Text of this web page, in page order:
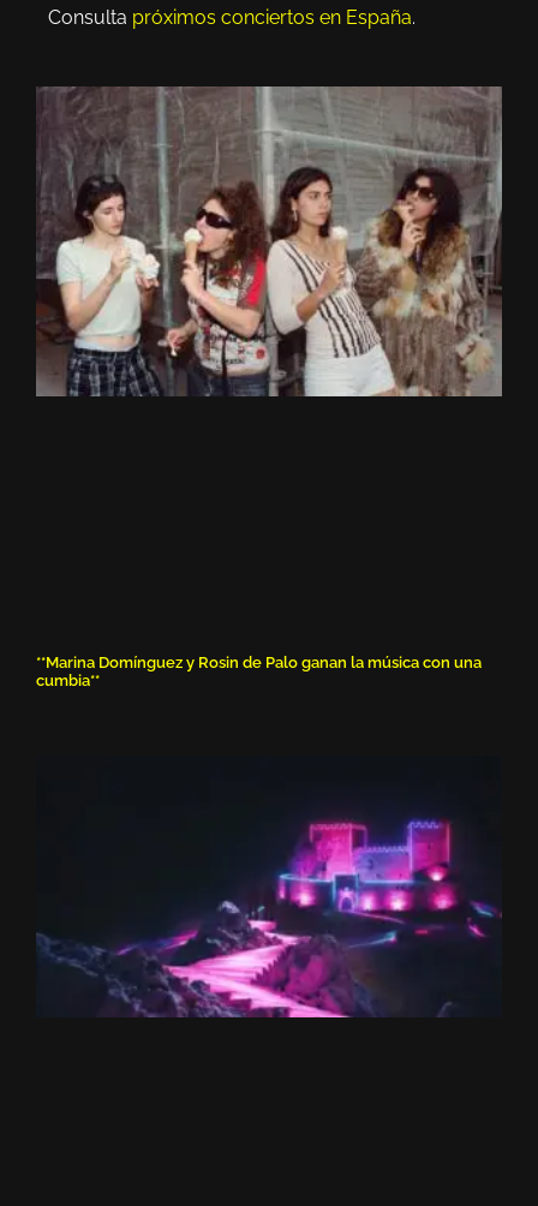
Consulta próximos conciertos en España.
**Marina Domínguez y Rosin de Palo ganan la música con una
cumbia**